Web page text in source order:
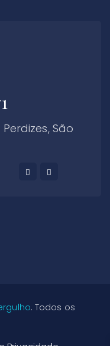
São
. Todos os